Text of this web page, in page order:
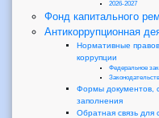
2026-2027
Фонд капитального
Антикоррупционная
Нормативные
коррупции
Федеральное
Формы документов,
заполнения
Обратная связь для